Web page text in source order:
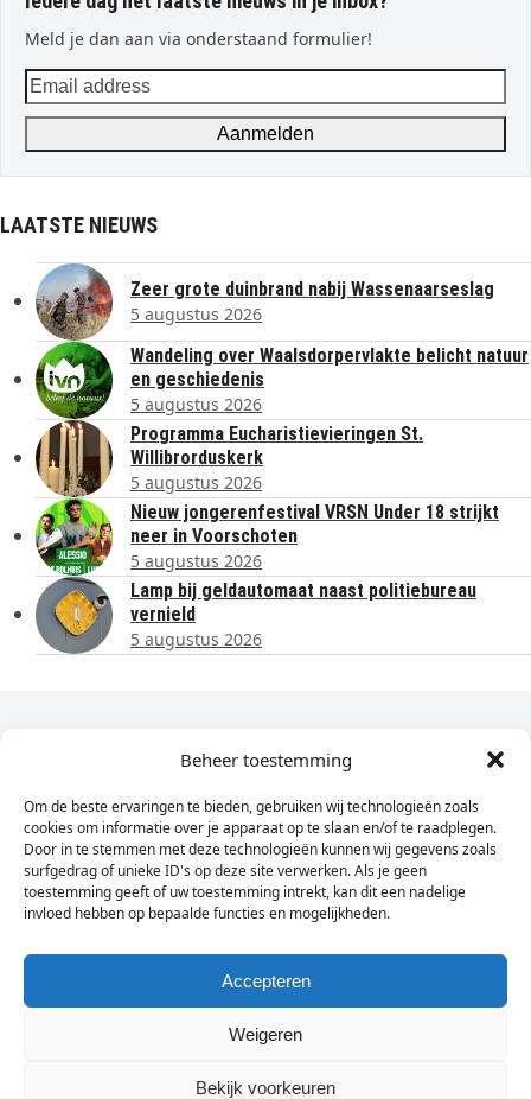
Beheer toestemming
Om de beste ervaringen te bieden, gebruiken wij technologieën zoals
cookies om informatie over je apparaat op te slaan en/of te raadplegen.
Door in te stemmen met deze technologieën kunnen wij gegevens zoals
surfgedrag of unieke ID's op deze site verwerken. Als je geen
toestemming geeft of uw toestemming intrekt, kan dit een nadelige
invloed hebben op bepaalde functies en mogelijkheden.
Accepteren
Weigeren
Bekijk voorkeuren
Meld je dan aan via onderstaand formulier!
Email
address
Aanmelden
LAATSTE NIEUWS
Zeer grote duinbrand nabij Wassenaarseslag
5 augustus 2026
Wandeling over Waalsdorpervlakte belicht natuur
en geschiedenis
5 augustus 2026
Programma Eucharistievieringen St.
Willibrorduskerk
5 augustus 2026
Nieuw jongerenfestival VRSN Under 18 strijkt
neer in Voorschoten
5 augustus 2026
Lamp bij geldautomaat naast politiebureau
vernield
5 augustus 2026
Dagelijks het laatste nieuws in je e-mail?
Vul
hier
je
e-
mailadres
in
Sign Up